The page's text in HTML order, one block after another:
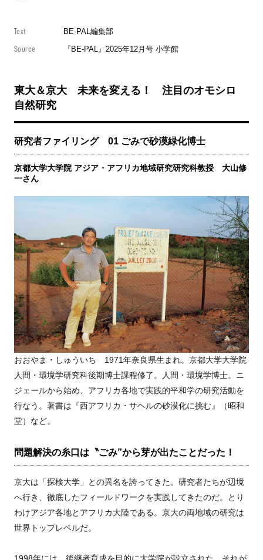
Text BE-PAL編集部
Source 『BE-PAL』2025年12月号 小学館
東大＆京大 未来を変える！ 注目のオモシロ
自然研究
研究者ファイリング 01 ごみで砂漠緑化博士
京都大学大学院 アジア・アフリカ地域研究研究科教授 大山修
一さん
おおやま・しゅういち 1971年奈良県生まれ。京都大学大学院
人間・環境学研究科後期博士課程修了。人間・環境学博士。ニ
ジェールから始め、アフリカ各地で実践的平和学の研究活動を
行なう。著書は『西アフリカ・サヘルの砂漠化に挑む』（昭和
堂）など。
問題解決の糸口は〝ごみ”から芽が出たことだった！
京大は「探検大学」との異名を誇ってきた。研究者たちが辺境
へ行き、徹底したフィールドワークを実践してきたのだ。とり
わけアジア各地とアフリカ大陸である。京大の両地域の研究は
世界トップレベルだ。